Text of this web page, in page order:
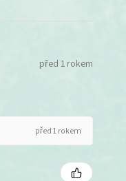
před 1 rokem
před 1 rokem